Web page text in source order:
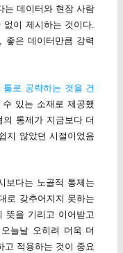
는 데이터와 현장 사람
이 제시하는 것이다.
좋은 데이터만큼 강력
틀로 공략하는 것을 건
있는 소재로 제공했
통제가 지금보다 더
지 않았던 시절이었음
보다는 노골적 통제는
로 갖추어지지 못하는
뜻을 기리고 이어받고
늘날 오히려 더욱 더
고 적용하는 것이 중요